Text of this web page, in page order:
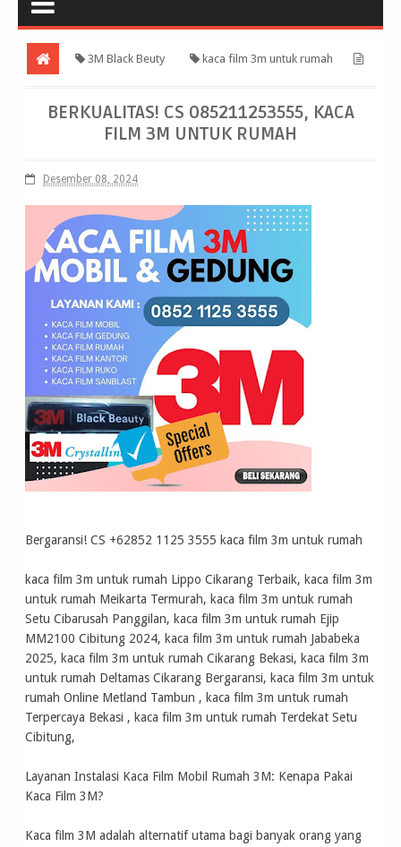
3M Black Beuty kaca film 3m untuk rumah
BERKUALITAS! CS 085211253555, KACA
FILM 3M UNTUK RUMAH
Desember 08, 2024
Bergaransi! CS +62852 1125 3555 kaca film 3m untuk rumah
kaca film 3m untuk rumah Lippo Cikarang Terbaik, kaca film 3m
untuk rumah Meikarta Termurah, kaca film 3m untuk rumah
Setu Cibarusah Panggilan, kaca film 3m untuk rumah Ejip
MM2100 Cibitung 2024, kaca film 3m untuk rumah Jababeka
2025, kaca film 3m untuk rumah Cikarang Bekasi, kaca film 3m
untuk rumah Deltamas Cikarang Bergaransi, kaca film 3m untuk
rumah Online Metland Tambun , kaca film 3m untuk rumah
Terpercaya Bekasi , kaca film 3m untuk rumah Terdekat Setu
Cibitung,
Layanan Instalasi Kaca Film Mobil Rumah 3M: Kenapa Pakai
Kaca Film 3M?
Kaca film 3M adalah alternatif utama bagi banyak orang yang